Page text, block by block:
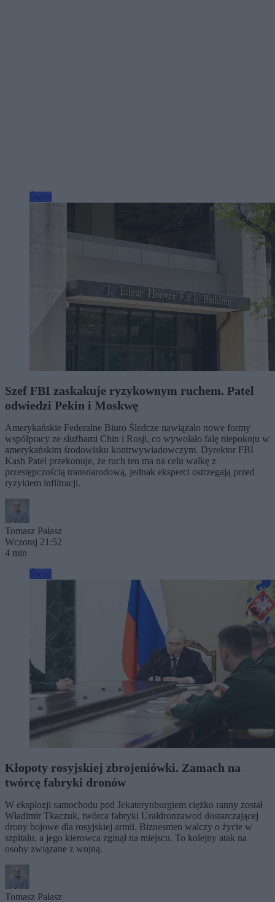
Szef FBI zaskakuje ryzykownym ruchem. Patel
odwiedzi Pekin i Moskwę
Amerykańskie Federalne Biuro Śledcze nawiązało nowe formy
współpracy ze służbami Chin i Rosji, co wywołało falę niepokoju w
amerykańskim środowisku kontrwywiadowczym. Dyrektor FBI
Kash Patel przekonuje, że ruch ten ma na celu walkę z
przestępczością transnarodową, jednak eksperci ostrzegają przed
ryzykiem infiltracji.
Tomasz Pałasz
Wczoraj 21:52
4 min
Kłopoty rosyjskiej zbrojeniówki. Zamach na
twórcę fabryki dronów
W eksplozji samochodu pod Jekaterynburgiem ciężko ranny został
Władimir Tkaczuk, twórca fabryki Urałdronzawod dostarczającej
drony bojowe dla rosyjskiej armii. Biznesmen walczy o życie w
szpitalu, a jego kierowca zginął na miejscu. To kolejny atak na
osoby związane z wojną.
Tomasz Pałasz